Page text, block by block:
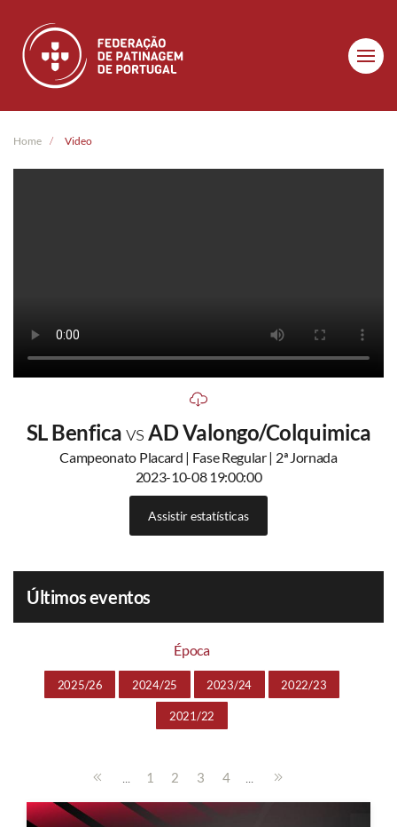
Skip to main content
Home Video
SL BenficavsAD Valongo/Colquimica
Campeonato Placard | Fase Regular | 2ª Jornada
2023-10-08 19:00:00
Assistir estatísticas
Últimos eventos
Época
2025/26 2024/25 2023/24 2022/23
2021/22
... 1 2 3 4 ...